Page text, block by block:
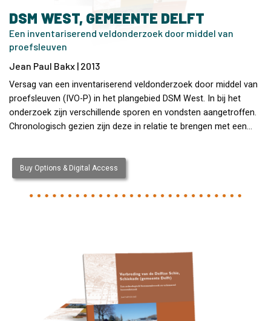
DSM WEST, GEMEENTE DELFT
Een inventariserend veldonderzoek door middel van
proefsleuven
Jean Paul Bakx | 2013
Versag van een inventariserend veldonderzoek door middel van
proefsleuven (IVO-P) in het plangebied DSM West. In bij het
onderzoek zijn verschillende sporen en vondsten aangetroffen.
Chronologisch gezien zijn deze in relatie te brengen met een…
Buy Options & Digital Access